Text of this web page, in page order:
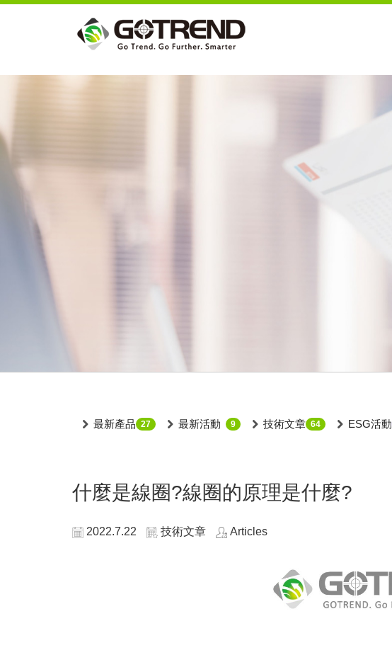
最新產品 27 最新活動 9 技術文章 64 ESG活動
什麼是線圈?線圈的原理是什麼?
2022.7.22 技術文章 Articles